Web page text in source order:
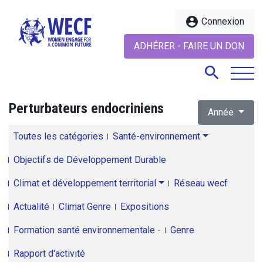
account_circle Connexion
ADHÉRER - FAIRE UN DON
search
Perturbateurs endocriniens Année
Toutes les catégories Santé-environnement
Objectifs de Développement Durable
Climat et développement territorial Réseau wecf
Actualité Climat Genre Expositions
Formation santé environnementale - Genre
Rapport d'activité